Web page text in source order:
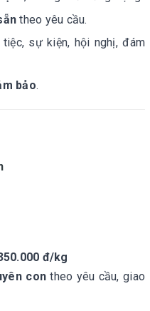
theo yêu cầu.
sự kiện, hội nghị, đám
bảo.
đ/kg
con theo yêu cầu, giao